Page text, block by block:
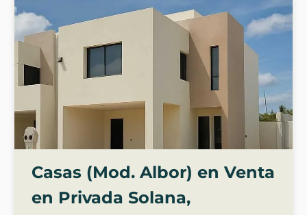
Casas (Mod. Albor) en Venta
en Privada Solana,